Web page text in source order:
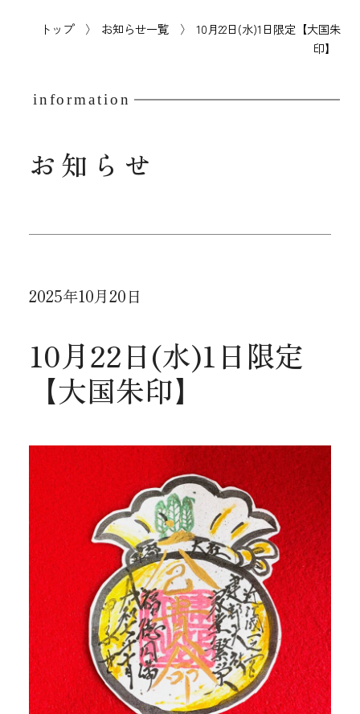
トップ お知らせ一覧
10月22日(水)1日限定【大国朱
印】
information
お知らせ
2025年10月20日
10月22日(水)1日限定
【大国朱印】